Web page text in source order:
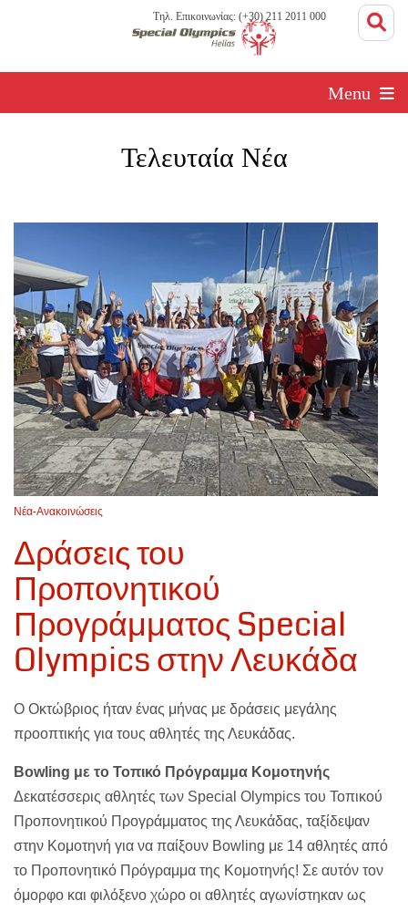
Τηλ. Επικοινωνίας: (+30) 211 2011 000
Menu
Τελευταία Νέα
Νέα-Ανακοινώσεις
Δράσεις του
Προπονητικού
Προγράμματος Special
Olympics στην Λευκάδα
Ο Οκτώβριος ήταν ένας μήνας με δράσεις μεγάλης
προοπτικής για τους αθλητές της Λευκάδας.
Bowling με το Τοπικό Πρόγραμμα Κομοτηνής
Δεκατέσσερις αθλητές των Special Olympics του Τοπικού
Προπονητικού Προγράμματος της Λευκάδας, ταξίδεψαν
στην Κομοτηνή για να παίξουν Bowling με 14 αθλητές από
το Προπονητικό Πρόγραμμα της Κομοτηνής! Σε αυτόν τον
όμορφο και φιλόξενο χώρο οι αθλητές αγωνίστηκαν ως